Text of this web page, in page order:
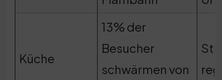
Küche
13% der
Besucher
schwärmen von